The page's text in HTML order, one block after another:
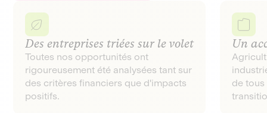
Des entreprises triées sur le volet
Toutes nos opportunités ont
rigoureusement été analysées tant sur
des critères financiers que d'impacts
positifs.
Un
de